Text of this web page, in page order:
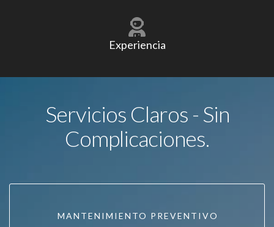
Experiencia
Servicios Claros - Sin
Complicaciones.
MANTENIMIENTO PREVENTIVO